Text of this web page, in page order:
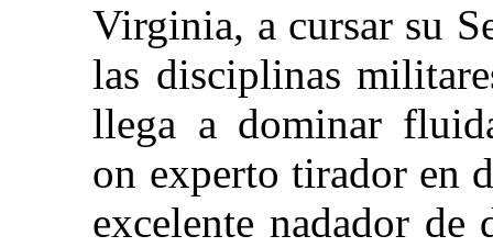
Virginia, a cursar su
las disciplinas
llega a dominar
on experto tirador en
excelente nadador de